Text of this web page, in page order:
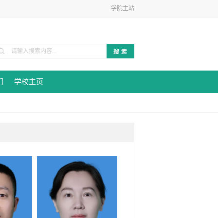
学院主站
学校主页